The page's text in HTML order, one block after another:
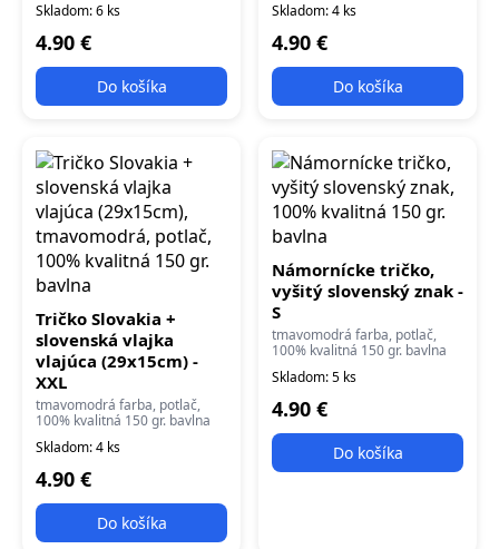
Skladom: 6 ks
4.90 €
Do košíka
Skladom: 4 ks
4.90 €
Do košíka
Tričko Slovakia +
slovenská vlajka
vlajúca (29x15cm) -
XXL
tmavomodrá farba, potlač,
100% kvalitná 150 gr. bavlna
Skladom: 4 ks
4.90 €
Do košíka
Námornícke tričko,
vyšitý slovenský znak -
S
tmavomodrá farba, potlač,
100% kvalitná 150 gr. bavlna
Skladom: 5 ks
4.90 €
Do košíka